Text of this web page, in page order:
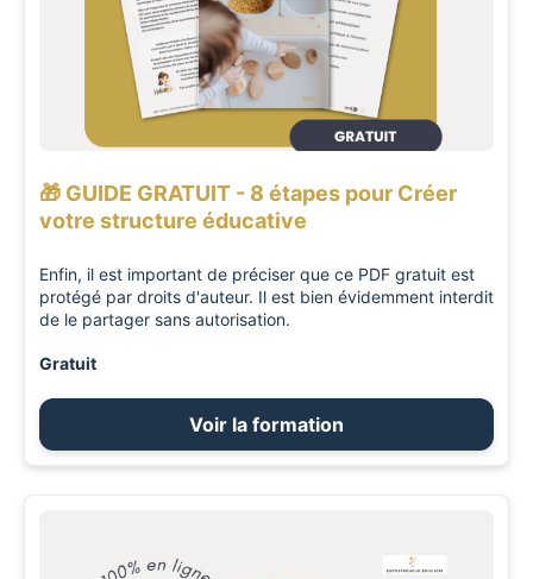
🎁 GUIDE GRATUIT - 8 étapes pour Créer
votre structure éducative
Enfin, il est important de préciser que ce PDF gratuit est
protégé par droits d'auteur. Il est bien évidemment interdit
de le partager sans autorisation.
Gratuit
Voir la formation